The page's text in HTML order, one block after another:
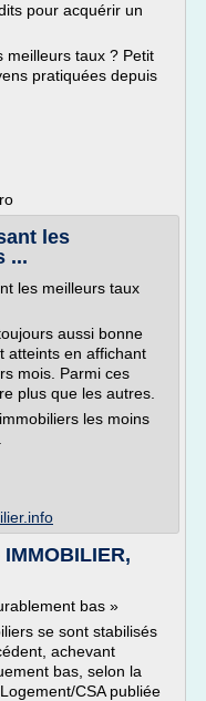
pour acquérir un
meilleurs taux ? Petit
pratiquées depuis
les
...
les meilleurs taux
aussi bonne
atteints en affichant
mois. Parmi ces
plus que les autres.
les moins
bas »
se sont stabilisés
achevant
bas, selon la
CSA publiée